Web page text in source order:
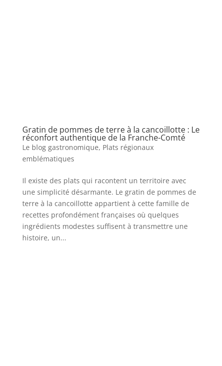
Gratin de pommes de terre à la cancoillotte : Le
réconfort authentique de la Franche-Comté
Le blog gastronomique, Plats régionaux
emblématiques
Il existe des plats qui racontent un territoire avec
une simplicité désarmante. Le gratin de pommes de
terre à la cancoillotte appartient à cette famille de
recettes profondément françaises où quelques
ingrédients modestes suffisent à transmettre une
histoire, un...